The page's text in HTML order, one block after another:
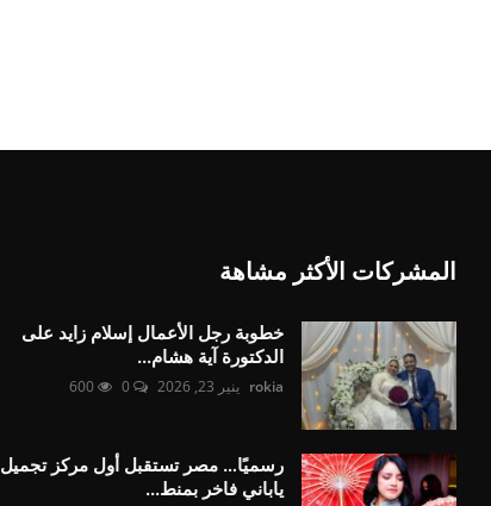
المشركات الأكثر مشاهة
خطوبة رجل الأعمال إسلام زايد على
الدكتورة آية هشام...
rokia ينير 23, 2026 0
600
رسميًا… مصر تستقبل أول مركز تجميل
ياباني فاخر بمنط...